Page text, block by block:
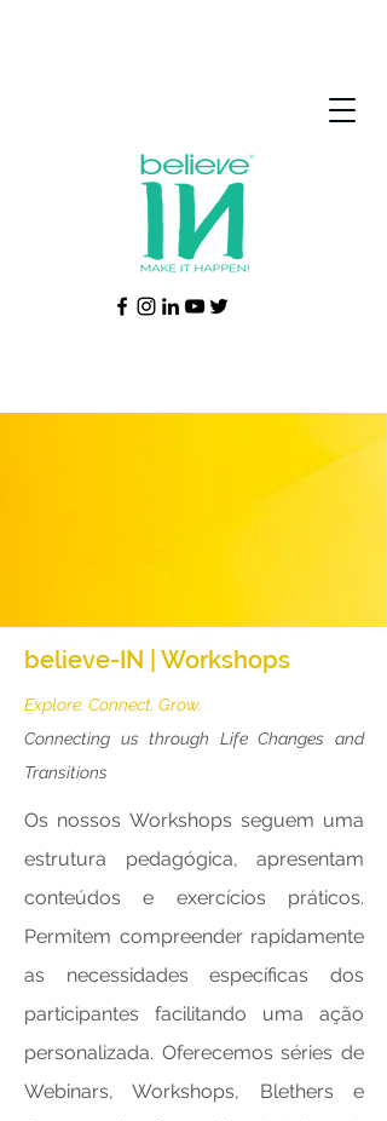
believe-IN | Workshops
Explore. Connect. Grow.
Connecting us through Life Changes and
Transitions
Os nossos Workshops seguem uma
estrutura pedagógica, apresentam
conteúdos e exercícios práticos.
Permitem compreender rapidamente
as necessidades específicas dos
participantes facilitando uma ação
personalizada. Oferecemos séries de
Webinars, Workshops, Blethers e